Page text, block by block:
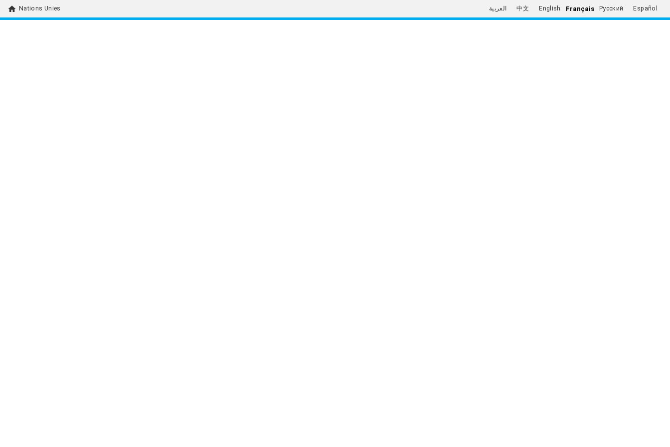
home Nations Unies العربية 中文 English Français Русский Español